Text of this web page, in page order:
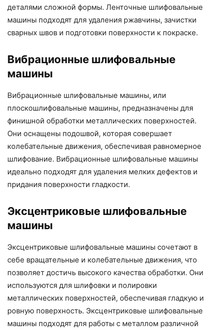
деталями сложной формы. Ленточные шлифовальные
машины подходят для удаления ржавчины, зачистки
сварных швов и подготовки поверхности к покраске.
Вибрационные шлифовальные
машины
Вибрационные шлифовальные машины, или
плоскошлифовальные машины, предназначены для
финишной обработки металлических поверхностей.
Они оснащены подошвой, которая совершает
колебательные движения, обеспечивая равномерное
шлифование. Вибрационные шлифовальные машины
идеально подходят для удаления мелких дефектов и
придания поверхности гладкости.
Эксцентриковые шлифовальные
машины
Эксцентриковые шлифовальные машины сочетают в
себе вращательные и колебательные движения, что
позволяет достичь высокого качества обработки. Они
используются для шлифовки и полировки
металлических поверхностей, обеспечивая гладкую и
ровную поверхность. Эксцентриковые шлифовальные
машины подходят для работы с металлом различной